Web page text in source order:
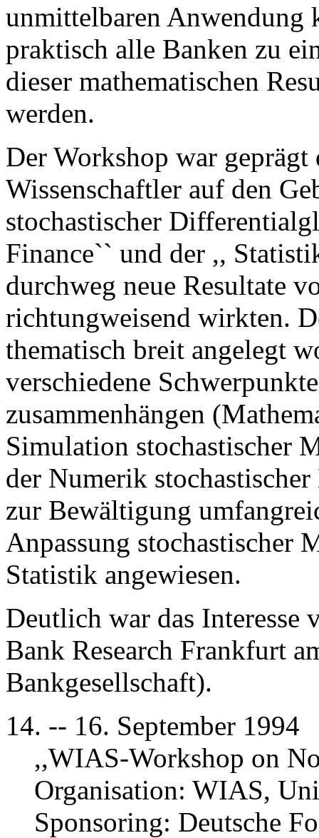
unmittelbaren Anwendung
praktisch alle Banken zu
dieser mathematischen
werden.
Der Workshop war
Wissenschaftler auf den
stochastischer
Finance`` und der ,,
durchweg neue Resultate
richtungweisend wirkten.
thematisch breit angelegt
verschiedene
zusammenhängen
Simulation stochastischer
der Numerik
zur Bewältigung
Anpassung stochastischer
Statistik angewiesen.
Deutlich war das Interesse
Bank Research Frankfurt
Bankgesellschaft).
14. -- 16. September 1994
,,WIAS-Workshop on
Organisation: WIAS,
Sponsoring: Deutsche